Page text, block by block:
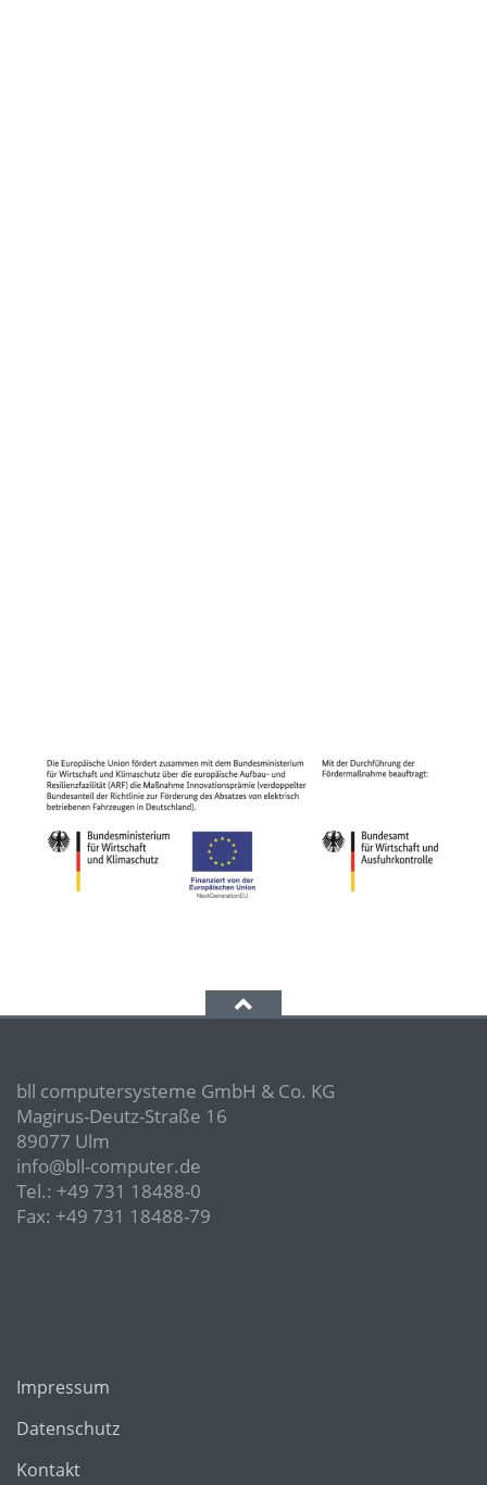
bll computersysteme GmbH & Co. KG
Magirus-Deutz-Straße 16
89077 Ulm
info@bll-computer.de
Tel.: +49 731 18488-0
Fax: +49 731 18488-79
Impressum
Datenschutz
Kontakt